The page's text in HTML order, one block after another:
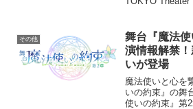
トが到着した。...
その他
舞台『魔法
演情報解禁
いが登場
魔法使いと心を
いの約束』の舞
使いの約束』第